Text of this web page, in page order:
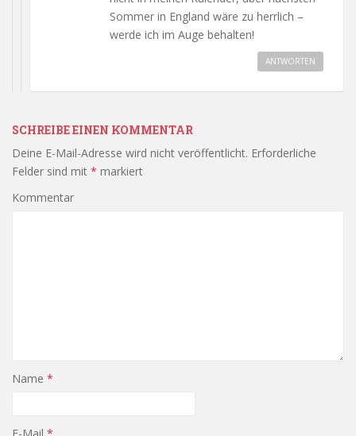
Sommer in England wäre zu herrlich –
werde ich im Auge behalten!
ANTWORTEN
SCHREIBE EINEN KOMMENTAR
Deine E-Mail-Adresse wird nicht veröffentlicht. Erforderliche
Felder sind mit * markiert
Kommentar
Name *